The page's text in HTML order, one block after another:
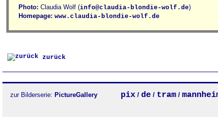
Photo: Claudia Wolf (info@claudia-blondie-wolf.de)
Homepage: www.claudia-blondie-wolf.de
zurück
zur Bilderserie: PictureGallery pix / de / tram /